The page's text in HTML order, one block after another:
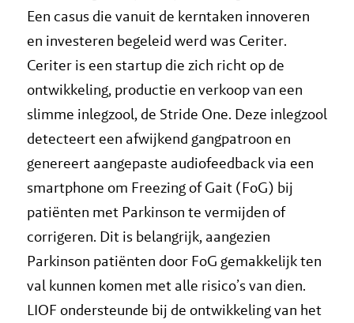
Een casus die vanuit de kerntaken innoveren
en investeren begeleid werd was Ceriter.
Ceriter is een startup die zich richt op de
ontwikkeling, productie en verkoop van een
slimme inlegzool, de Stride One. Deze inlegzool
detecteert een afwijkend gangpatroon en
genereert aangepaste audiofeedback via een
smartphone om Freezing of Gait (FoG) bij
patiënten met Parkinson te vermijden of
corrigeren. Dit is belangrijk, aangezien
Parkinson patiënten door FoG gemakkelijk ten
val kunnen komen met alle risico’s van dien.
LIOF ondersteunde bij de ontwikkeling van het